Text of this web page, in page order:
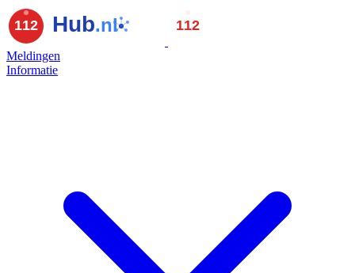
Meldingen
Informatie